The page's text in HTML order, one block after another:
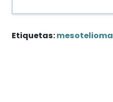
Etiquetas: mesotelioma